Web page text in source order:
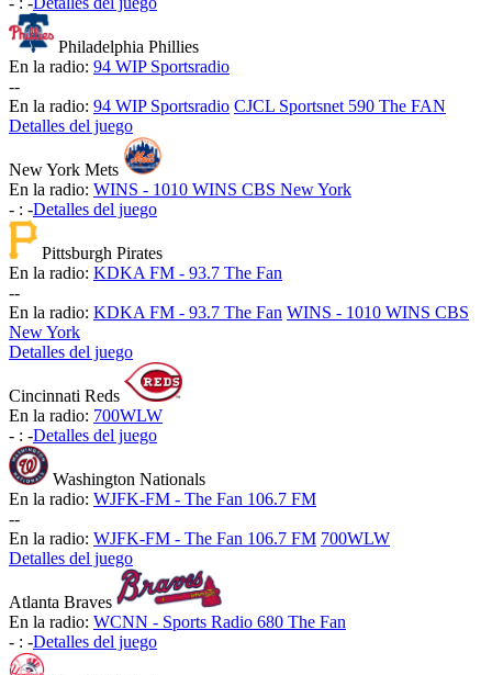
Philadelphia Phillies
En la radio: 94 WIP Sportsradio
--
En la radio: 94 WIP Sportsradio CJCL Sportsnet 590 The FAN
Detalles del juego
New York Mets
En la radio: WINS - 1010 WINS CBS New York
- : -Detalles del juego
Pittsburgh Pirates
En la radio: KDKA FM - 93.7 The Fan
--
En la radio: KDKA FM - 93.7 The Fan WINS - 1010 WINS CBS
New York
Detalles del juego
Cincinnati Reds
En la radio: 700WLW
- : -Detalles del juego
Washington Nationals
En la radio: WJFK-FM - The Fan 106.7 FM
--
En la radio: WJFK-FM - The Fan 106.7 FM 700WLW
Detalles del juego
Atlanta Braves
En la radio: WCNN - Sports Radio 680 The Fan
- : -Detalles del juego